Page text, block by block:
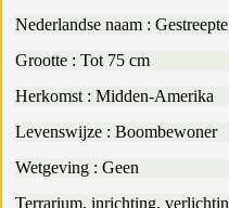
Nederlandse naam :
Grootte : Tot 75 cm
Herkomst : Midden-Amerika
Levenswijze : Boombewoner
Wetgeving : Geen
Terrarium, inrichting,